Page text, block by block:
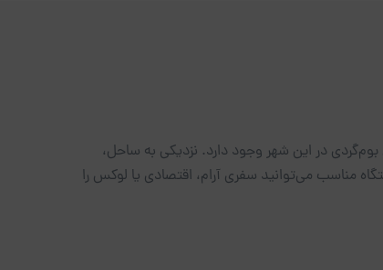
در این شهر وجود دارد. نزدیکی به ساحل،
مناسب می‌توانید سفری آرام، اقتصادی یا لوکس را